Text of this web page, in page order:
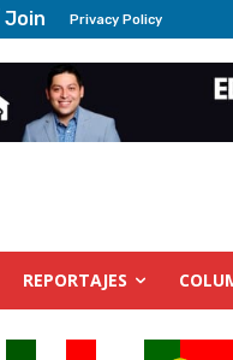
Join Privacy Policy
REPORTAJES